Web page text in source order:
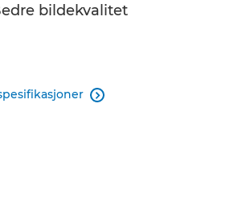
bildekvalitet
